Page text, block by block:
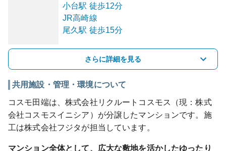
小台駅 徒歩12分
JR高崎線
尾久駅 徒歩15分
さらに詳細を見る
共用施設・管理・環境について
コスモ田端は、株式会社リクルートコスモス（現：株式
会社コスモスイニシア）が分譲したマンションです。施
工は株式会社フジタが担当しています。
マンション全体として、広大な敷地を活かしたゆったり